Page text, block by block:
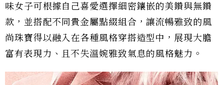
味女子可根據自己喜愛選擇細密鑲嵌的美鑽與無鑽
款，並搭配不同貴金屬點綴組合，讓流暢雅致的風
尚珠寶得以融入在各種風格穿搭造型中，展現大膽
富有表現力、且不失溫婉雅致氣息的風格魅力。